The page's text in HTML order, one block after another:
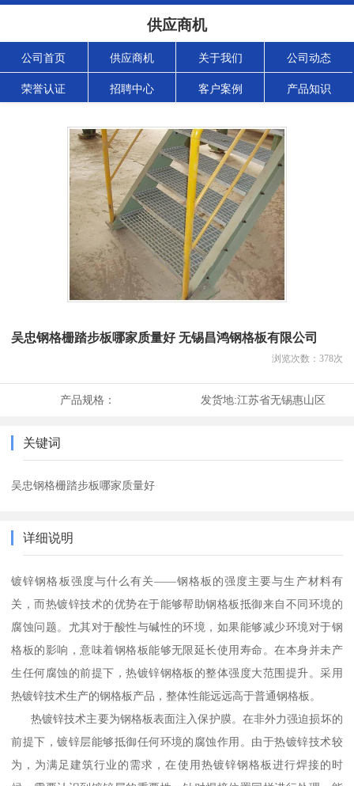
供应商机
公司首页 供应商机 关于我们 公司动态
荣誉认证 招聘中心 客户案例 产品知识
吴忠钢格栅踏步板哪家质量好 无锡昌鸿钢格板有限公司
浏览次数： 378次
产品规格： 发货地:江苏省无锡惠山区
关键词
吴忠钢格栅踏步板哪家质量好
详细说明
镀锌钢格板强度与什么有关——钢格板的强度主要与生产材料有
关，而热镀锌技术的优势在于能够帮助钢格板抵御来自不同环境的
腐蚀问题。尤其对于酸性与碱性的环境，如果能够减少环境对于钢
格板的影响，意味着钢格板能够无限延长使用寿命。在本身并未产
生任何腐蚀的前提下，热镀锌钢格板的整体强度大范围提升。采用
热镀锌技术生产的钢格板产品，整体性能远远高于普通钢格板。
热镀锌技术主要为钢格板表面注入保护膜。在非外力强迫损坏的
前提下，镀锌层能够抵御任何环境的腐蚀作用。由于热镀锌技术较
为，为满足建筑行业的需求，在使用热镀锌钢格板进行焊接的时